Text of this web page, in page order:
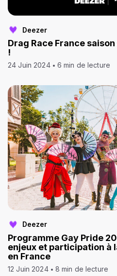
Deezer
Drag Race France
!
24 Juin 2024 6 min de lecture
Deezer
Programme Gay Pride
enjeux et participation à
en France
12 Juin 2024 8 min de lecture